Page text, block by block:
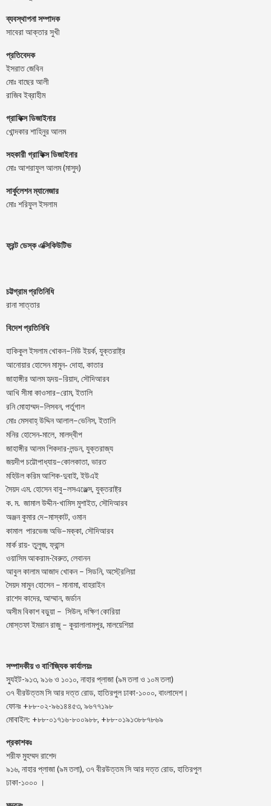
ব্যবস্থাপনা সম্পাদক
সাবেরা আক্তার সুখী
প্রতিবেদক
ইসরাত জেবিন
মোঃ বাছের আলী
রাজিব ইব্রাহীম
গ্রাফিক্স ডিজাইনার
খোন্দকার শাহিনুর আলম
সহকারী গ্রাফিক্স ডিজাইনার
মোঃ আশরাফুল আলম (মাসুদ)
সার্কুলেশন ম্যানেজার
মোঃ শরিফুল ইসলাম
ফ্রন্ট ডেস্ক এক্সিকিউটিভ
চট্টগ্রাম প্রতিনিধি
রানা সাত্তার
বিদেশ প্রতিনিধি
হাকিকুল ইসলাম খোকন–নিউ ইয়র্ক, যুক্তরাষ্ট্র
আনোয়ার হোসেন মামুন- দোহা, কাতার
জাহাঙ্গীর আলম হৃদয়–রিয়াদ, সৌদিআরব
আখি সীমা কাওসার–রোম,ইতালি
রনি মোহাম্মদ–লিসবন, পর্তুগাল
মোঃ মেসবাহ্ উদ্দিন আলাল–ভেনিস,ইতালি
মনির হোসেন-মালে, মালদ্বীপ
জাহাঙ্গীর আলম শিকদার-লন্ডন, যুক্তরাজ্য
জয়দীপ চট্টোপাধ্যায়–কোলকাতা, ভারত
মহিউল করিম আশিক-দুবাই, ইউএই
সৈয়দ এম. হোসেন বাবু–লসএঞ্জেল্স, যুক্তরাষ্ট্র
ক. ম. জামাল উদ্দীন-খামিস মুশাইত, সৌদিআরব
অঞ্জন কুমার দে–মাস্কাট, ওমান
কামাল পারভেজ অভি–মক্কা, সৌদিআরব
মার্ক রায়- তুলুজ, ফ্রান্স
ওয়াসিম আকরাম-বৈরুত, লেবানন
আবুল কালাম আজাদ খোকন – সিডনি, অস্ট্রেলিয়া
সৈয়দ মামুন হোসেন – মানামা, বাহরাইন
রাশেদ কাদের, আম্মান, জর্ডান
অসীম বিকাশ বড়ুয়া – সিউল, দক্ষিণ কোরিয়া
মোস্তফা ইমরান রাজু – কুয়ালালামপুর, মালয়েশিয়া
সম্পাদকীয় ও বাণিজ্যিক কার্যালয়ঃ
স্যুইট-৯১৩, ৯১৬ ও ১০১০, নাহার প্লাজা (৯ম তলা ও ১০ম তলা)
৩৭ বীরউত্তম সি আর দত্ত রোড, হাতিরপুল ঢাকা-১০০০, বাংলাদেশ।
ফোনঃ +৮৮-০২-৯৬১৪৪৫৩, ৯৬৭৭১৯৮
মোবাইল: +৮৮-০১৭১৬-৮০০৯৮৮, +৮৮-০১৯১৩৮৮৭৮৬৯
প্রকাশকঃ
শরীফ মুহম্মদ রাশেদ
৯১৬, নাহার প্লাজা (৯ম তলা), ৩৭ বীরউত্তম সি আর দত্ত রোড, হাতিরপুল
ঢাকা-১০০০ ।